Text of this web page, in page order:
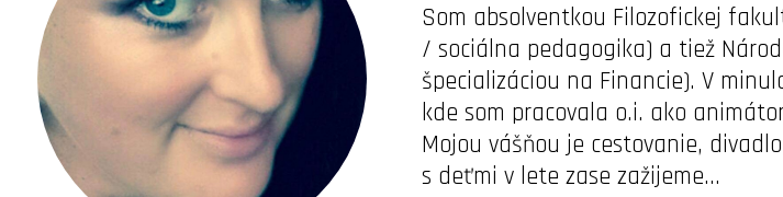
Som absolventkou Filozofickej
/ sociálna pedagogika) a tiež
špecializáciou na Financie). V
kde som pracovala o.i. ako
Mojou vášňou je cestovanie,
s deťmi v lete zase zažijeme...